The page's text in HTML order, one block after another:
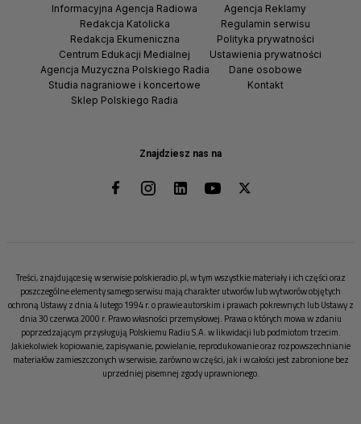
Znajdziesz nas na
Informacyjna Agencja Radiowa
Redakcja Katolicka
Redakcja Ekumeniczna
Centrum Edukacji Medialnej
Agencja Muzyczna Polskiego Radia
Studia nagraniowe i koncertowe
Sklep Polskiego Radia
Agencja Reklamy
Regulamin serwisu
Polityka prywatności
Ustawienia prywatności
Dane osobowe
Kontakt
Treści, znajdujące się w serwisie polskieradio.pl, w tym wszystkie materiały i ich części oraz
poszczególne elementy samego serwisu mają charakter utworów lub wytworów objętych
ochroną Ustawy z dnia 4 lutego 1994 r. o prawie autorskim i prawach pokrewnych lub Ustawy z
dnia 30 czerwca 2000 r. Prawo własności przemysłowej. Prawa o których mowa w zdaniu
poprzedzającym przysługują Polskiemu Radiu S.A. w likwidacji lub podmiotom trzecim.
Jakiekolwiek kopiowanie, zapisywanie, powielanie, reprodukowanie oraz rozpowszechnianie
materiałów zamieszczonych w serwisie, zarówno w części, jak i w całości jest zabronione bez
uprzedniej pisemnej zgody uprawnionego.